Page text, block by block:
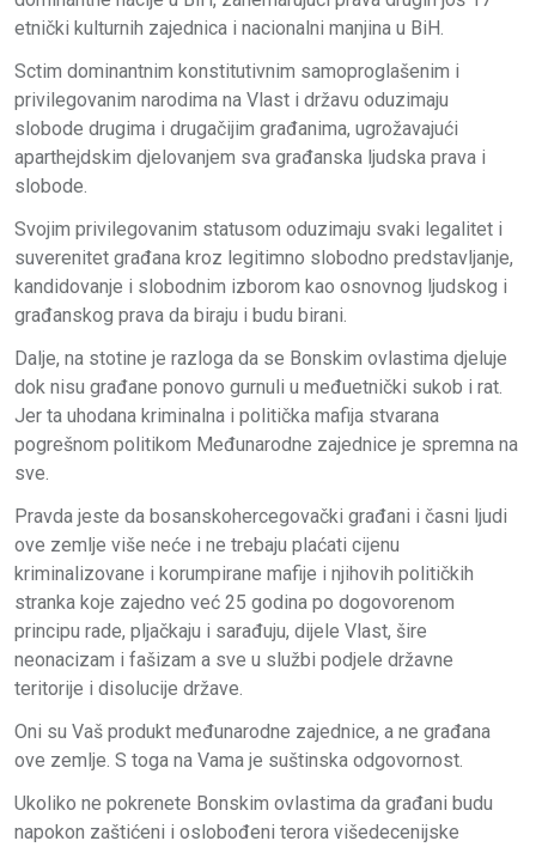
etnički kulturnih zajednica i nacionalni manjina u BiH.
Sctim dominantnim konstitutivnim samoproglašenim i
privilegovanim narodima na Vlast i državu oduzimaju
slobode drugima i drugačijim građanima, ugrožavajući
aparthejdskim djelovanjem sva građanska ljudska prava i
slobode.
Svojim privilegovanim statusom oduzimaju svaki legalitet i
suverenitet građana kroz legitimno slobodno predstavljanje,
kandidovanje i slobodnim izborom kao osnovnog ljudskog i
građanskog prava da biraju i budu birani.
Dalje, na stotine je razloga da se Bonskim ovlastima djeluje
dok nisu građane ponovo gurnuli u međuetnički sukob i rat.
Jer ta uhodana kriminalna i politička mafija stvarana
pogrešnom politikom Međunarodne zajednice je spremna na
sve.
Pravda jeste da bosanskohercegovački građani i časni ljudi
ove zemlje više neće i ne trebaju plaćati cijenu
kriminalizovane i korumpirane mafije i njihovih političkih
stranka koje zajedno već 25 godina po dogovorenom
principu rade, pljačkaju i sarađuju, dijele Vlast, šire
neonacizam i fašizam a sve u službi podjele državne
teritorije i disolucije države.
Oni su Vaš produkt međunarodne zajednice, a ne građana
ove zemlje. S toga na Vama je suštinska odgovornost.
Ukoliko ne pokrenete Bonskim ovlastima da građani budu
napokon zaštićeni i oslobođeni terora višedecenijske